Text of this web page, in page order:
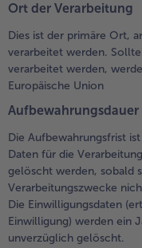
Ort der Verarbeitung
Dies ist der primäre Ort,
verarbeitet werden.
verarbeitet werden,
Europäische Union
Aufbewahrungsdauer
Die Aufbewahrungsfrist
Daten für die
gelöscht werden, sobald
Verarbeitungszwecke
Die Einwilligungsdaten
Einwilligung) werden ein
unverzüglich gelöscht.